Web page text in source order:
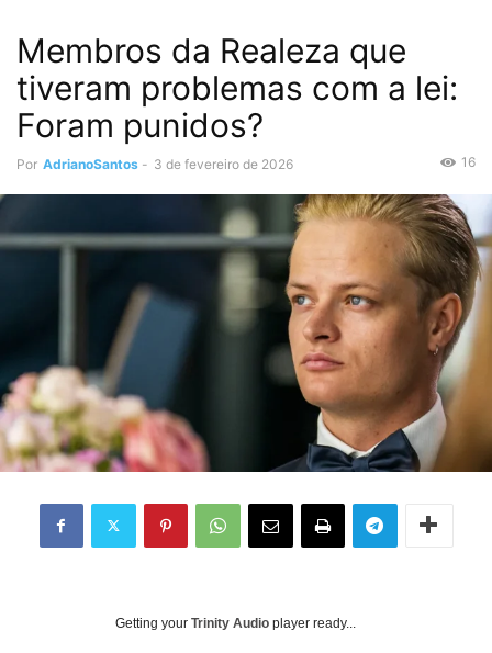
Membros da Realeza que
tiveram problemas com a lei:
Foram punidos?
Por AdrianoSantos - 3 de fevereiro de 2026 16
Getting your Trinity Audio player ready...